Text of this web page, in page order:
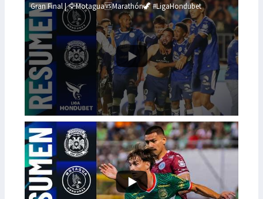
Gran Final | 🦅Motagua🆚Marathón🦖 #LigaHondubet